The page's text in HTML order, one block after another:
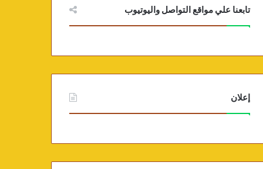
تابعنا علي مواقع التواصل واليوتيوب
إعلان